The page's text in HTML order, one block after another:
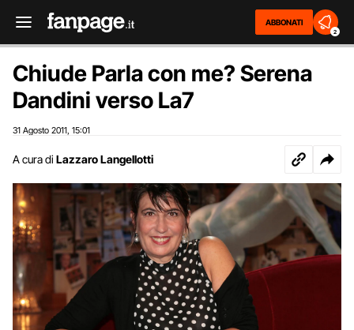
ABBONATI
2
Chiude Parla con me? Serena
Dandini verso La7
31 Agosto 2011 15:01
A cura di Lazzaro Langellotti